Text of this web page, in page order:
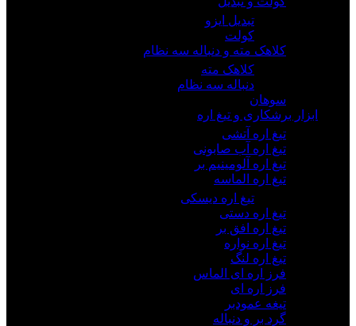
تبدیل ایزو
کولت
کلاهک مته و دنباله سه نظام
کلاهک مته
دنباله سه نظام
سوهان
ابزار برشکاری و تیغ اره
تیغ اره آتشی
تیغ اره آب صابونی
تیغ اره آلومینیم بر
تیغ اره الماسه
تیغ اره دیسکی
تیغ اره دستی
تیغ اره افق بر
تیغ اره نواره
تیغ اره لنگ
فرز اره ای الماس
فرز اره ای
تیغه عمودبر
گرد بر و دنباله